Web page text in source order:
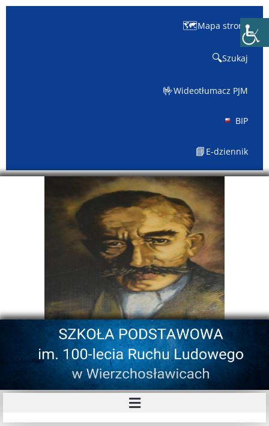
🗺️Mapa strony
🔍Szukaj
🤟Wideotłumacz PJM
BIP
📘 E-dziennik